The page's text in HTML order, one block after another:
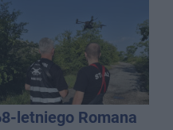
letniego Romana